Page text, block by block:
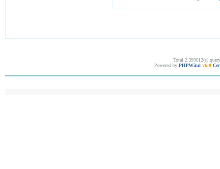
Total 2.399612(s)
Powered by PHPWind v6.0